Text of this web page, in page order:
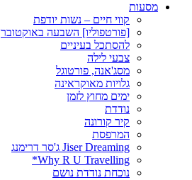
מסעות
קווי חיים – נשות יודפת
[פורטפוליו] השבעה באוקטובר
להסתכל בעיניים
צבעי לילה
מסג'אנה, פורטוגל
גלויות מאוקראינה
ימים מחוץ לזמן
נודדת
קיר קורונה
המרפסת
Jiser Dreaming ג'סר דרימנג
Why R U Travelling*
נוכחת נודדת נושם